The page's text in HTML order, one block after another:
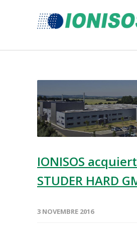
IONISOS
STUDER HARD
3 NOVEMBRE 2016